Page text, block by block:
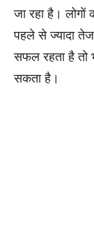
जा रहा है। लोगों
पहले से ज्यादा
सफल रहता है तो
सकता है।